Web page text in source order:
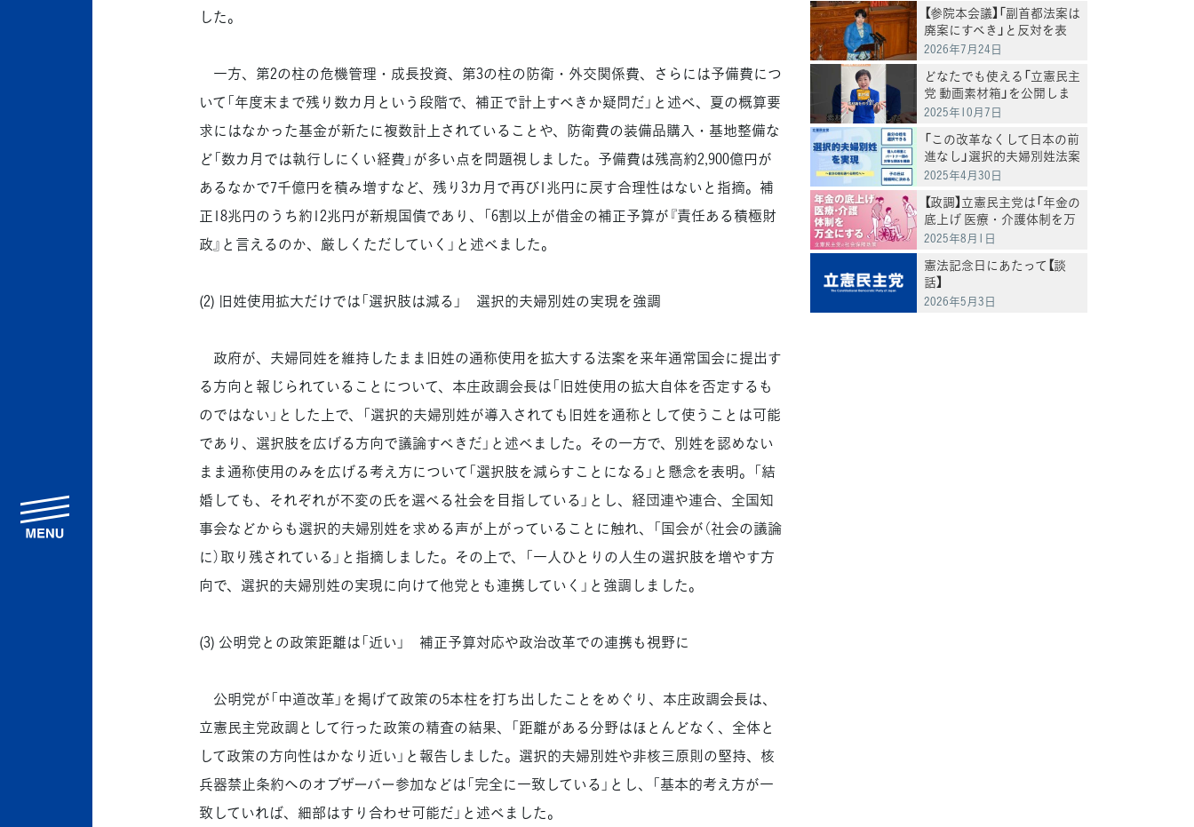
した。
一方、第2の柱の危機管理・成長投資、第3の柱の防衛・外交関係費、さらには予備費につ
いて「年度末まで残り数カ月という段階で、補正で計上すべきか疑問だ」と述べ、夏の概算要
求にはなかった基金が新たに複数計上されていることや、防衛費の装備品購入・基地整備な
ど「数カ月では執行しにくい経費」が多い点を問題視しました。予備費は残高約2,900億円が
あるなかで7千億円を積み増すなど、残り3カ月で再び1兆円に戻す合理性はないと指摘。補
正18兆円のうち約12兆円が新規国債であり、「6割以上が借金の補正予算が『責任ある積極財
政』と言えるのか、厳しくただしていく」と述べました。
(2) 旧姓使用拡大だけでは「選択肢は減る」 選択的夫婦別姓の実現を強調
政府が、夫婦同姓を維持したまま旧姓の通称使用を拡大する法案を来年通常国会に提出す
る方向と報じられていることについて、本庄政調会長は「旧姓使用の拡大自体を否定するも
のではない」とした上で、「選択的夫婦別姓が導入されても旧姓を通称として使うことは可能
であり、選択肢を広げる方向で議論すべきだ」と述べました。その一方で、別姓を認めない
まま通称使用のみを広げる考え方について「選択肢を減らすことになる」と懸念を表明。「結
婚しても、それぞれが不変の氏を選べる社会を目指している」とし、経団連や連合、全国知
事会などからも選択的夫婦別姓を求める声が上がっていることに触れ、「国会が（社会の議論
に）取り残されている」と指摘しました。その上で、「一人ひとりの人生の選択肢を増やす方
向で、選択的夫婦別姓の実現に向けて他党とも連携していく」と強調しました。
(3) 公明党との政策距離は「近い」 補正予算対応や政治改革での連携も視野に
公明党が「中道改革」を掲げて政策の5本柱を打ち出したことをめぐり、本庄政調会長は、
立憲民主党政調として行った政策の精査の結果、「距離がある分野はほとんどなく、全体と
して政策の方向性はかなり近い」と報告しました。選択的夫婦別姓や非核三原則の堅持、核
兵器禁止条約へのオブザーバー参加などは「完全に一致している」とし、「基本的考え方が一
致していれば、細部はすり合わせ可能だ」と述べました。
【参院本会議】「副首都法案は
廃案にすべき」と反対を表
明 岸真紀子議員
2026年7月24日
どなたでも使える「立憲民主
党 動画素材箱」を公開しま
した
2025年10月7日
「この改革なくして日本の前
進なし」選択的夫婦別姓法案
を提出
2025年4月30日
【政調】立憲民主党は「年金の
底上げ 医療・介護体制を万
全にする」
2025年8月1日
憲法記念日にあたって【談
話】
2026年5月3日